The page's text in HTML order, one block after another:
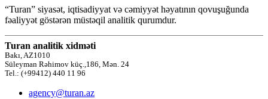
“Turan” siyasət, iqtisadiyyat və cəmiyyət həyatının qovuşuğunda
fəaliyyət göstərən müstəqil analitik qurumdur.
Turan analitik xidməti
Bakı, AZ1010
Süleyman Rəhimov küç.,186, Mən. 24
Tel.: (+99412) 440 11 96
agency@turan.az